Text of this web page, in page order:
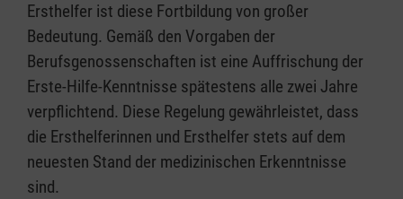
Ersthelfer ist diese Fortbildung von großer
Bedeutung. Gemäß den Vorgaben der
Berufsgenossenschaften ist eine Auffrischung der
Erste-Hilfe-Kenntnisse spätestens alle zwei Jahre
verpflichtend. Diese Regelung gewährleistet, dass
die Ersthelferinnen und Ersthelfer stets auf dem
neuesten Stand der medizinischen Erkenntnisse
sind.